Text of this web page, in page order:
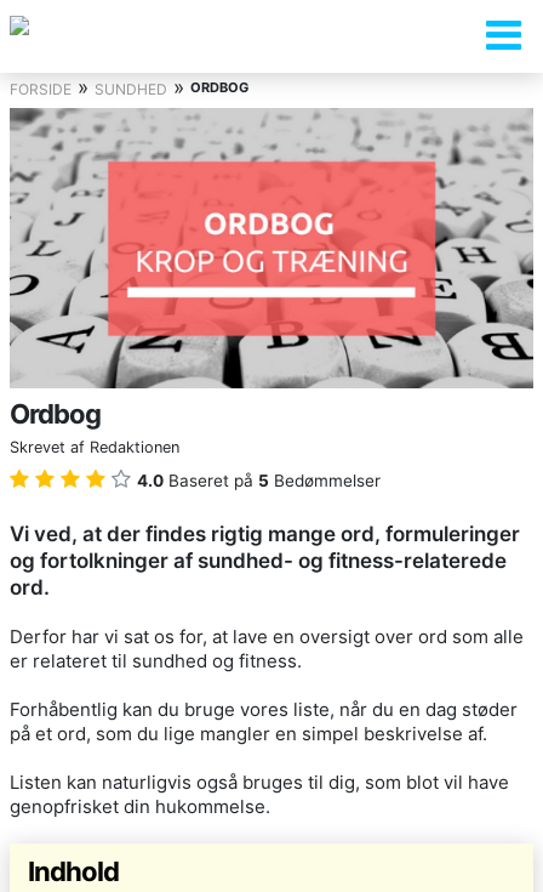
FORSIDE » SUNDHED » ORDBOG
Ordbog
Skrevet af Redaktionen
4.0 Baseret på 5 Bedømmelser
Vi ved, at der findes rigtig mange ord, formuleringer
og fortolkninger af sundhed- og fitness-relaterede
ord.
Derfor har vi sat os for, at lave en oversigt over ord som alle
er relateret til sundhed og fitness.
Forhåbentlig kan du bruge vores liste, når du en dag støder
på et ord, som du lige mangler en simpel beskrivelse af.
Listen kan naturligvis også bruges til dig, som blot vil have
genopfrisket din hukommelse.
Indhold